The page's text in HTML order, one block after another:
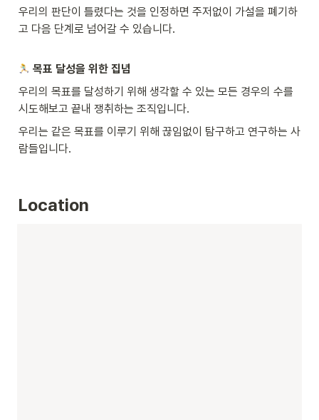
우리의 판단이 틀렸다는 것을 인정하면 주저없이 가설을 폐기하
고 다음 단계로 넘어갈 수 있습니다.
목표 달성을 위한 집념
우리의 목표를 달성하기 위해 생각할 수 있는 모든 경우의 수를
시도해보고 끝내 쟁취하는 조직입니다.
우리는 같은 목표를 이루기 위해 끊임없이 탐구하고 연구하는 사
람들입니다.
Location